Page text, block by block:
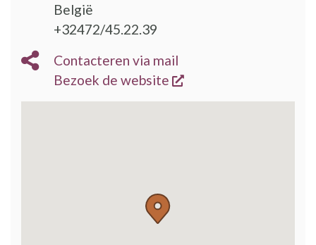
België
+32472/45.22.39
Contacteren via mail
Bezoek de website
opent een nieuw